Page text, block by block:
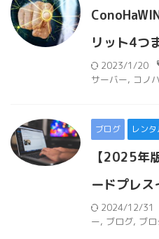
リット4つ
2023/1/20
サーバー, コノ
ブログ レン
【2025年
ードプレス
2024/12/31
ー, ブログ, ブ